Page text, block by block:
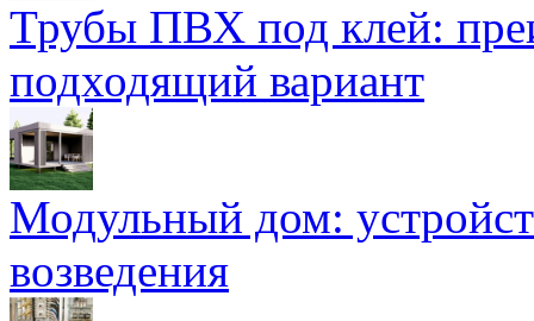
Трубы ПВХ под клей:
подходящий вариант
Модульный дом:
возведения